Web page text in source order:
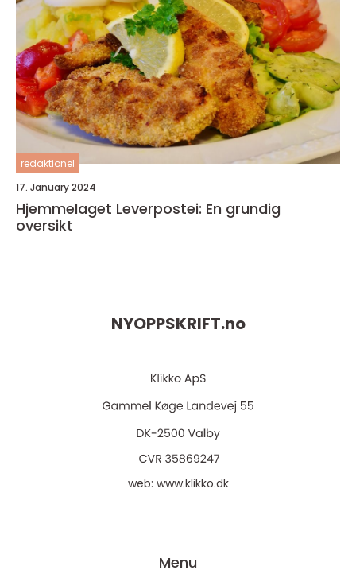
redaktionel
17. January 2024
Hjemmelaget Leverpostei: En grundig
oversikt
NYOPPSKRIFT.no
web: www.klikko.dk
Menu